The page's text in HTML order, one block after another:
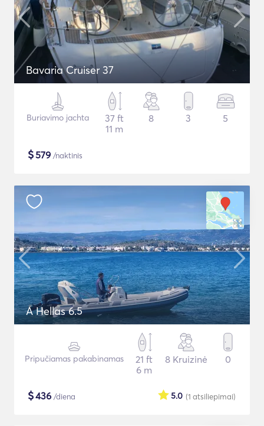
Bavaria Cruiser 37
Buriavimo jachta
37 ft
11 m
8 3 5
$579 /naktinis
A Hellas 6.5
Pripučiamas pakabinamas
21 ft
6 m
8 Kruizinė 0
$436 /diena (1 atsiliepimai)
5.0